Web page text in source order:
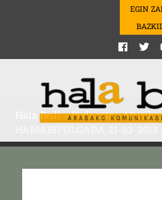
EGIN
Hala Bedi>Podcasts>Musika